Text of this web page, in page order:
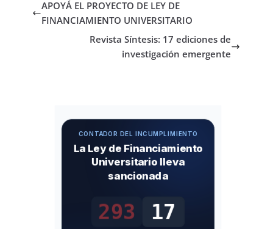
o o ar
ti
r
APOYÁ EL PROYECTO DE LEY DE
FINANCIAMIENTO UNIVERSITARIO
Revista Síntesis: 17 ediciones de
investigación emergente